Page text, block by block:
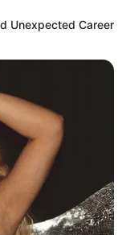
que le
informado, por
de Alerta.
Unexpected Career